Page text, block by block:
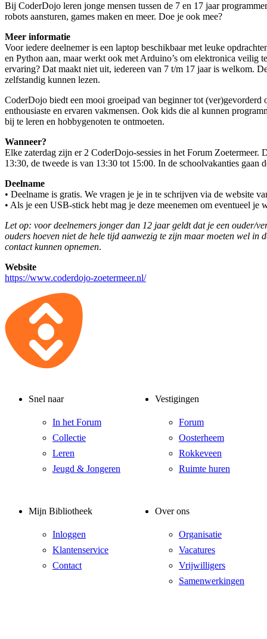
Bij CoderDojo leren jonge mensen tussen de 7 en 17 jaar
robots aansturen, games maken en meer. Doe je ook mee?
Meer informatie
Voor iedere deelnemer is een laptop beschikbaar met leuke
en Python aan, maar werkt ook met Arduino’s om elektronica veilig
ervaring? Dat maakt niet uit, iedereen van 7 t/m 17 jaar is welkom.
zelfstandig kunnen lezen.
CoderDojo biedt een mooi groeipad van beginner tot (ver)gevorderd
enthousiaste en ervaren vakmensen. Ook kids die al kunnen
bij te leren en hobbygenoten te ontmoeten.
Wanneer?
Elke zaterdag zijn er 2 CoderDojo-sessies in het Forum Zoetermeer.
13:30, de tweede is van 13:30 tot 15:00. In de schoolvakanties gaan
Deelname
• Deelname is gratis. We vragen je je in te schrijven via de website
• Als je een USB-stick hebt mag je deze meenemen om eventueel je
Let op: voor deelnemers jonger dan 12 jaar geldt dat je een ouder/
ouders hoeven niet de hele tijd aanwezig te zijn maar moeten wel in
contact kunnen opnemen.
Website
https://www.coderdojo-zoetermeer.nl/
Snel naar
In het Forum
Collectie
Leren
Jeugd & Jongeren
Vestigingen
Forum
Oosterheem
Rokkeveen
Ruimte huren
Mijn Bibliotheek
Inloggen
Klantenservice
Contact
Over ons
Organisatie
Vacatures
Vrijwilligers
Samenwerkingen